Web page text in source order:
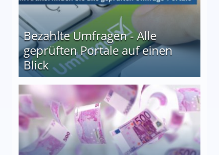
Bezahlte Umfragen - Alle
geprüften Portale auf einen
Blick
auf einen Blick